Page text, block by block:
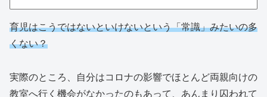
育児はこうではないといけないという「常識」みたいの多
くない？
実際のところ、自分はコロナの影響でほとんど両親向けの
教室へ行く機会がなかったのもあって、あんまり囚われて